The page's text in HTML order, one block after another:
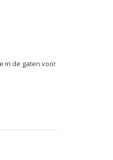
in de gaten voor